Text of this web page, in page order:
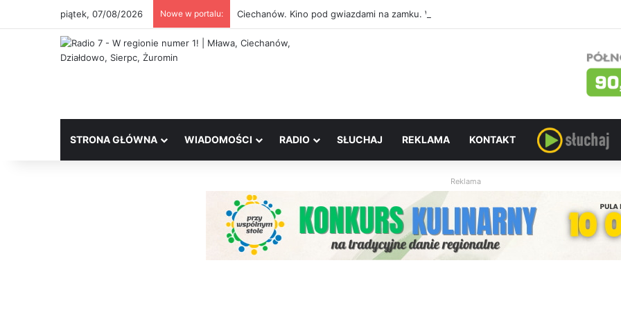
piątek, 07/08/2026 Nowe w portalu: Ciechanów. Kino pod gwiazdami na zamku. W sobotę „Ostatni pojedynek”
STRONA GŁÓWNA WIADOMOŚCI RADIO SŁUCHAJ REKLAMA KONTAKT
Reklama